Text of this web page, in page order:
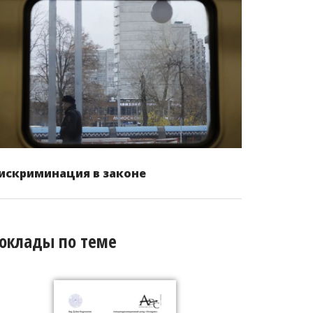
в законе
по теме